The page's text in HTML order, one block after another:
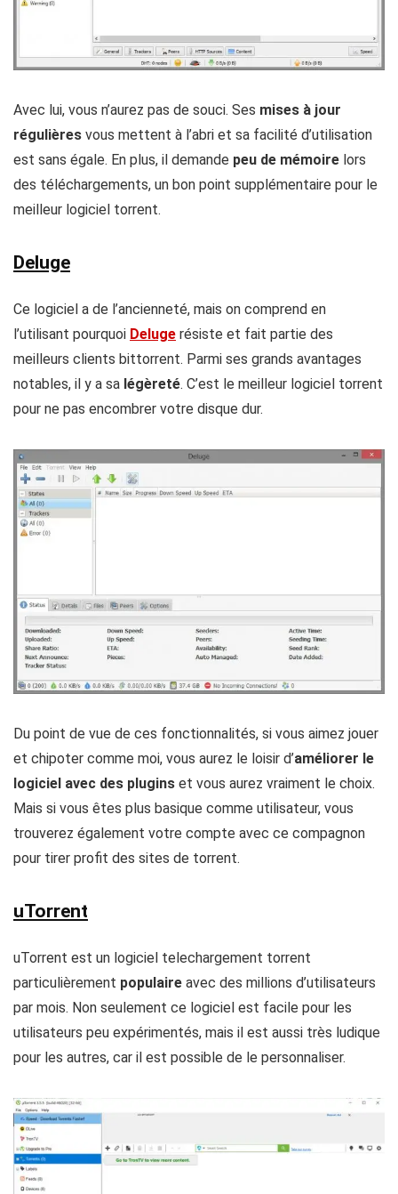
Avec lui, vous n’aurez pas de souci. Ses mises à jour
régulières vous mettent à l’abri et sa facilité d’utilisation
est sans égale. En plus, il demande peu de mémoire lors
des téléchargements, un bon point supplémentaire pour le
meilleur logiciel torrent.
Deluge
Ce logiciel a de l’ancienneté, mais on comprend en
l’utilisant pourquoi Deluge résiste et fait partie des
meilleurs clients bittorrent. Parmi ses grands avantages
notables, il y a sa légèreté. C’est le meilleur logiciel torrent
pour ne pas encombrer votre disque dur.
Du point de vue de ces fonctionnalités, si vous aimez jouer
et chipoter comme moi, vous aurez le loisir d’améliorer le
logiciel avec des plugins et vous aurez vraiment le choix.
Mais si vous êtes plus basique comme utilisateur, vous
trouverez également votre compte avec ce compagnon
pour tirer profit des sites de torrent.
uTorrent
uTorrent est un logiciel telechargement torrent
particulièrement populaire avec des millions d’utilisateurs
par mois. Non seulement ce logiciel est facile pour les
utilisateurs peu expérimentés, mais il est aussi très ludique
pour les autres, car il est possible de le personnaliser.